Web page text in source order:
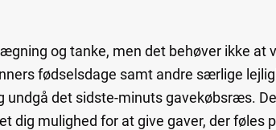
og tanke, men det behøver ikke at
fødselsdage samt andre særlige
undgå det sidste-minuts gavekøbsræs.
dig mulighed for at give gaver, der føles